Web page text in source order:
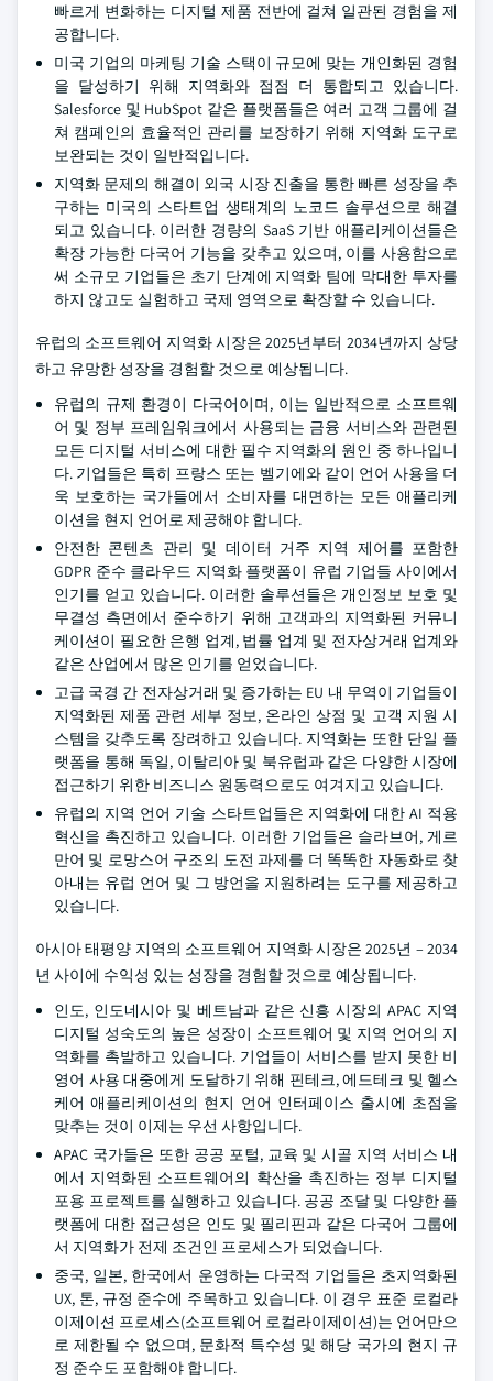
빠르게 변화하는 디지털 제품 전반에 걸쳐 일관된 경험을 제
공합니다.
미국 기업의 마케팅 기술 스택이 규모에 맞는 개인화된 경험
을 달성하기 위해 지역화와 점점 더 통합되고 있습니다.
Salesforce 및 HubSpot 같은 플랫폼들은 여러 고객 그룹에 걸
쳐 캠페인의 효율적인 관리를 보장하기 위해 지역화 도구로
보완되는 것이 일반적입니다.
지역화 문제의 해결이 외국 시장 진출을 통한 빠른 성장을 추
구하는 미국의 스타트업 생태계의 노코드 솔루션으로 해결
되고 있습니다. 이러한 경량의 SaaS 기반 애플리케이션들은
확장 가능한 다국어 기능을 갖추고 있으며, 이를 사용함으로
써 소규모 기업들은 초기 단계에 지역화 팀에 막대한 투자를
하지 않고도 실험하고 국제 영역으로 확장할 수 있습니다.
유럽의 소프트웨어 지역화 시장은 2025년부터 2034년까지 상당
하고 유망한 성장을 경험할 것으로 예상됩니다.
유럽의 규제 환경이 다국어이며, 이는 일반적으로 소프트웨
어 및 정부 프레임워크에서 사용되는 금융 서비스와 관련된
모든 디지털 서비스에 대한 필수 지역화의 원인 중 하나입니
다. 기업들은 특히 프랑스 또는 벨기에와 같이 언어 사용을 더
욱 보호하는 국가들에서 소비자를 대면하는 모든 애플리케
이션을 현지 언어로 제공해야 합니다.
안전한 콘텐츠 관리 및 데이터 거주 지역 제어를 포함한
GDPR 준수 클라우드 지역화 플랫폼이 유럽 기업들 사이에서
인기를 얻고 있습니다. 이러한 솔루션들은 개인정보 보호 및
무결성 측면에서 준수하기 위해 고객과의 지역화된 커뮤니
케이션이 필요한 은행 업계, 법률 업계 및 전자상거래 업계와
같은 산업에서 많은 인기를 얻었습니다.
고급 국경 간 전자상거래 및 증가하는 EU 내 무역이 기업들이
지역화된 제품 관련 세부 정보, 온라인 상점 및 고객 지원 시
스템을 갖추도록 장려하고 있습니다. 지역화는 또한 단일 플
랫폼을 통해 독일, 이탈리아 및 북유럽과 같은 다양한 시장에
접근하기 위한 비즈니스 원동력으로도 여겨지고 있습니다.
유럽의 지역 언어 기술 스타트업들은 지역화에 대한 AI 적용
혁신을 촉진하고 있습니다. 이러한 기업들은 슬라브어, 게르
만어 및 로망스어 구조의 도전 과제를 더 똑똑한 자동화로 찾
아내는 유럽 언어 및 그 방언을 지원하려는 도구를 제공하고
있습니다.
아시아 태평양 지역의 소프트웨어 지역화 시장은 2025년 – 2034
년 사이에 수익성 있는 성장을 경험할 것으로 예상됩니다.
인도, 인도네시아 및 베트남과 같은 신흥 시장의 APAC 지역
디지털 성숙도의 높은 성장이 소프트웨어 및 지역 언어의 지
역화를 촉발하고 있습니다. 기업들이 서비스를 받지 못한 비
영어 사용 대중에게 도달하기 위해 핀테크, 에드테크 및 헬스
케어 애플리케이션의 현지 언어 인터페이스 출시에 초점을
맞추는 것이 이제는 우선 사항입니다.
APAC 국가들은 또한 공공 포털, 교육 및 시골 지역 서비스 내
에서 지역화된 소프트웨어의 확산을 촉진하는 정부 디지털
포용 프로젝트를 실행하고 있습니다. 공공 조달 및 다양한 플
랫폼에 대한 접근성은 인도 및 필리핀과 같은 다국어 그룹에
서 지역화가 전제 조건인 프로세스가 되었습니다.
중국, 일본, 한국에서 운영하는 다국적 기업들은 초지역화된
UX, 톤, 규정 준수에 주목하고 있습니다. 이 경우 표준 로컬라
이제이션 프로세스(소프트웨어 로컬라이제이션)는 언어만으
로 제한될 수 없으며, 문화적 특수성 및 해당 국가의 현지 규
정 준수도 포함해야 합니다.